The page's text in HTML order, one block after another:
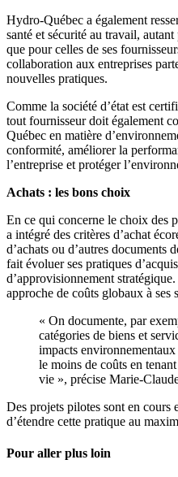
Hydro-Québec a également
santé et sécurité au travail,
que pour celles de ses
collaboration aux entreprises
nouvelles pratiques.
Comme la société d’état est
tout fournisseur doit également
Québec en matière
conformité, améliorer la
l’entreprise et protéger
Achats : les bons choix
En ce qui concerne le choix des
a intégré des critères d’achat
d’achats ou d’autres documents
fait évoluer ses pratiques
d’approvisionnement
approche de coûts globaux à ses
« On documente, par
catégories de biens et
impacts
le moins de coûts en
vie », précise Marie-
Des projets pilotes sont en cours
d’étendre cette pratique au
Pour aller plus loin